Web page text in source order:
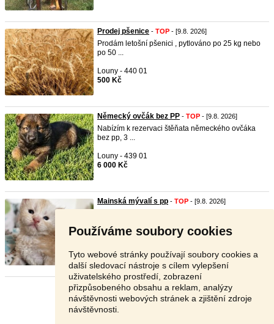
Používáme soubory cookies
Tyto webové stránky používají soubory cookies a
další sledovací nástroje s cílem vylepšení
uživatelského prostředí, zobrazení
přizpůsobeného obsahu a reklam, analýzy
návštěvnosti webových stránek a zjištění zdroje
návštěvnosti.
Prodej pšenice - TOP - [9.8. 2026]
Prodám letošní pšenici , pytlováno po 25 kg nebo
po 50 ...
Louny - 440 01
500 Kč
Německý ovčák bez PP - TOP - [9.8. 2026]
Nabízím k rezervaci štěňata německého ovčáka
bez pp, 3 ...
Louny - 439 01
6 000 Kč
Mainská mývalí s pp - TOP - [9.8. 2026]
20 000 Kč
Stránka: 1 2 3 Další